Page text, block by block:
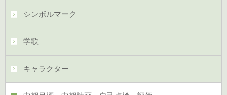
シンボルマーク
学歌
キャラクター